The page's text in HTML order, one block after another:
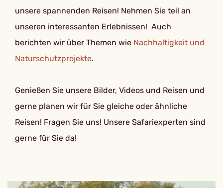
unsere spannenden Reisen! Nehmen Sie teil an
unseren interessanten Erlebnissen! Auch
berichten wir über Themen wie Nachhaltigkeit und
Naturschutzprojekte.
Genießen Sie unsere Bilder, Videos und Reisen und
gerne planen wir für Sie gleiche oder ähnliche
Reisen! Fragen Sie uns! Unsere Safariexperten sind
gerne für Sie da!